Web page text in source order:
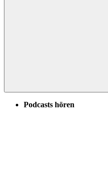
Podcasts hören